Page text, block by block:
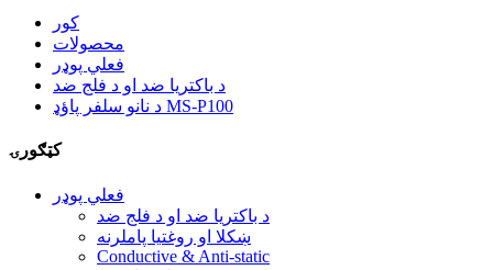
کور
محصولات
فعلي پوډر
د باکتریا ضد او د فلج ضد
د نانو سلفر پاؤډ MS-P100
کټګورۍ
فعلي پوډر
د باکتریا ضد او د فلج ضد
ښکلا او روغتیا پاملرنه
Conductive & Anti-static